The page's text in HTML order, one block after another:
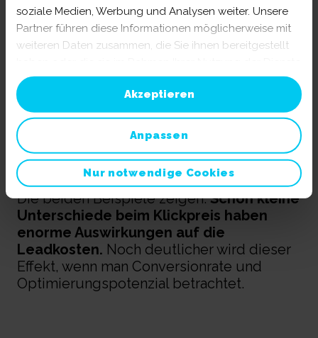
soziale Medien, Werbung und Analysen weiter. Unsere
Partner führen diese Informationen möglicherweise mit
weiteren Daten zusammen, die Sie ihnen bereitgestellt
gesammelt haben. Sie geben Einwilligung zu unseren
Cookies, wenn Sie unsere Webseite weiterhin nutzen.
Mehr erfahren:Impressum||Datenschutz
Akzeptieren
Anpassen
Nur notwendige Cookies
ErwarteteKlicks im Monat: ca.200
geschätzt):2 %
ErwarteteLeads: 4
Die beiden Beispiele zeigen:Schon kleine
Unterschiede beim Klickpreis haben
enorme Auswirkungen auf die
Leadkosten. Noch deutlicher wird dieser
Effekt, wenn man Conversionrate und
Optimierungspotenzial betrachtet.